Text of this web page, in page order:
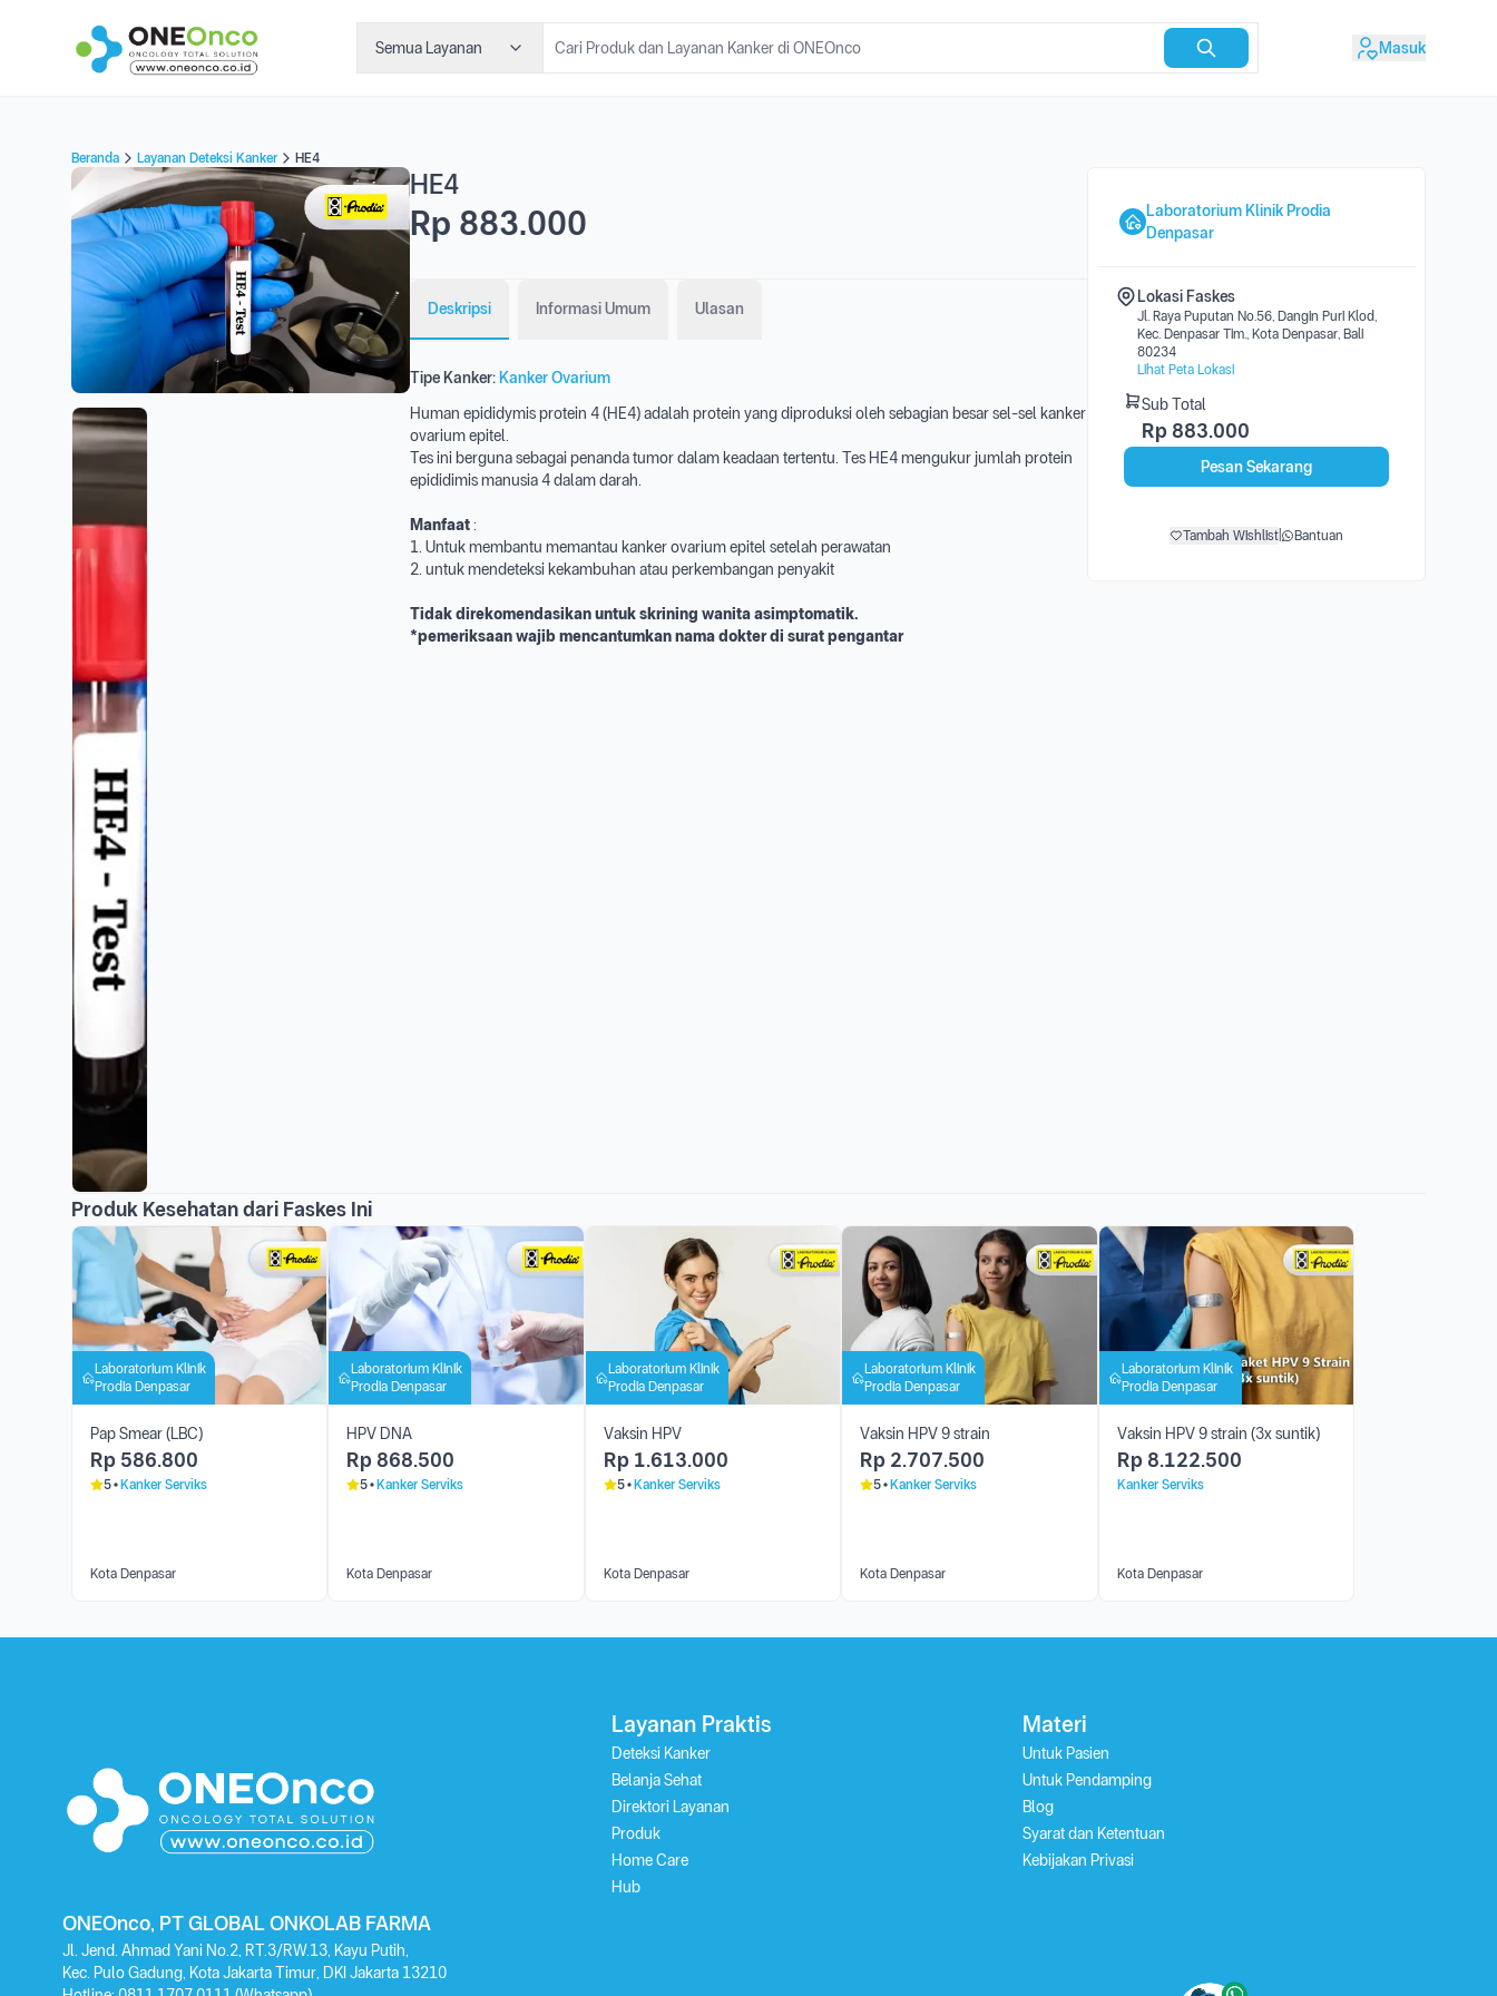
Semua Layanan Masuk
Beranda Layanan Deteksi Kanker HE4
HE4
Rp 883.000
Deskripsi Informasi Umum Ulasan
Tipe Kanker: Kanker Ovarium
Human epididymis protein 4 (HE4) adalah protein yang diproduksi oleh sebagian besar sel-sel kanker
ovarium epitel.
Tes ini berguna sebagai penanda tumor dalam keadaan tertentu. Tes HE4 mengukur jumlah protein
epididimis manusia 4 dalam darah.
Manfaat:
1. Untuk membantu memantau kanker ovarium epitel setelah perawatan
2. untuk mendeteksi kekambuhan atau perkembangan penyakit
Tidak direkomendasikan untuk skrining wanita asimptomatik.
*pemeriksaan wajib mencantumkan nama dokter di surat pengantar
Laboratorium Klinik Prodia
Denpasar
Lokasi Faskes
Jl. Raya Puputan No.56, Dangin Puri Klod,
Kec. Denpasar Tim., Kota Denpasar, Bali
80234
Lihat Peta Lokasi
Sub Total
Rp 883.000
Pesan Sekarang
Tambah Wishlist Bantuan
Produk Kesehatan dari Faskes Ini
Laboratorium Klinik
Prodia Denpasar
Pap Smear (LBC)
Rp 586.800
5 Kanker Serviks
Kota Denpasar
Laboratorium Klinik
Prodia Denpasar
HPV DNA
Rp 868.500
5 Kanker Serviks
Kota Denpasar
Laboratorium Klinik
Prodia Denpasar
Vaksin HPV
Rp 1.613.000
5 Kanker Serviks
Kota Denpasar
Laboratorium Klinik
Prodia Denpasar
Vaksin HPV 9 strain
Rp 2.707.500
5 Kanker Serviks
Kota Denpasar
Laboratorium Klinik
Prodia Denpasar
Vaksin HPV 9 strain (3x suntik)
Rp 8.122.500
Kanker Serviks
Kota Denpasar
ONEOnco, PT GLOBAL ONKOLAB FARMA
Jl. Jend. Ahmad Yani No.2, RT.3/RW.13, Kayu Putih,
Kec. Pulo Gadung, Kota Jakarta Timur, DKI Jakarta 13210
Layanan Praktis
Deteksi Kanker
Belanja Sehat
Direktori Layanan
Produk
Home Care
Hub
Materi
Untuk Pasien
Untuk Pendamping
Blog
Syarat dan Ketentuan
Kebijakan Privasi